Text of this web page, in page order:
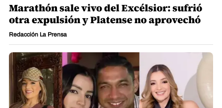
Marathón sale vivo del Excélsior: sufrió
otra expulsión y Platense no aprovechó
Redacción La Prensa